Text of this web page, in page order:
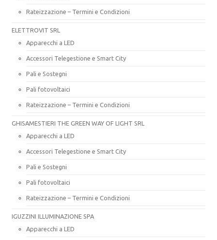
Rateizzazione – Termini e Condizioni
ELETTROVIT SRL
Apparecchi a LED
Accessori Telegestione e Smart City
Pali e Sostegni
Pali fotovoltaici
Rateizzazione – Termini e Condizioni
GHISAMESTIERI THE GREEN WAY OF LIGHT SRL
Apparecchi a LED
Accessori Telegestione e Smart City
Pali e Sostegni
Pali fotovoltaici
Rateizzazione – Termini e Condizioni
IGUZZINI ILLUMINAZIONE SPA
Apparecchi a LED